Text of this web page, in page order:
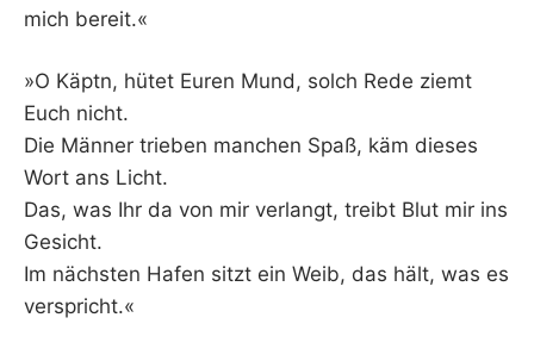
mich bereit.«
»O Käptn, hütet Euren Mund, solch Rede ziemt
Euch nicht.
Die Männer trieben manchen Spaß, käm dieses
Wort ans Licht.
Das, was Ihr da von mir verlangt, treibt Blut mir ins
Gesicht.
Im nächsten Hafen sitzt ein Weib, das hält, was es
verspricht.«